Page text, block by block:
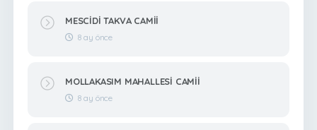
MESCİDİ TAKVA CAMİİ
8 ay önce
MOLLAKASIM MAHALLESİ CAMİİ
8 ay önce